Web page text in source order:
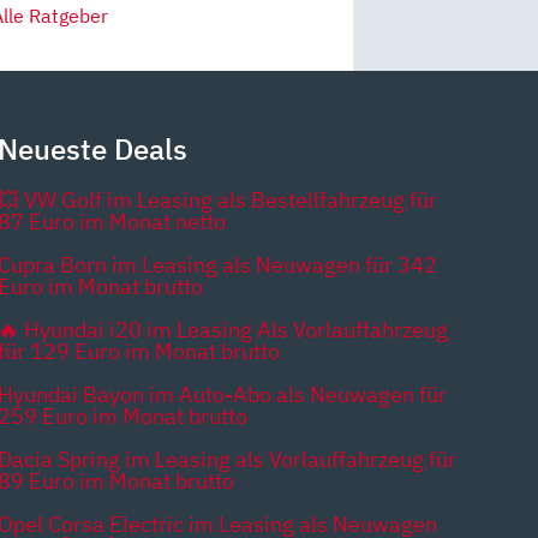
Ratgeber
Deals
VW Golf im Leasing als Bestellfahrzeug für
Euro im Monat netto
Born im Leasing als Neuwagen für 342
im Monat brutto
Hyundai i20 im Leasing Als Vorlauffahrzeug
129 Euro im Monat brutto
Bayon im Auto-Abo als Neuwagen für
Euro im Monat brutto
Spring im Leasing als Vorlauffahrzeug für
Euro im Monat brutto
Corsa Electric im Leasing als Neuwagen